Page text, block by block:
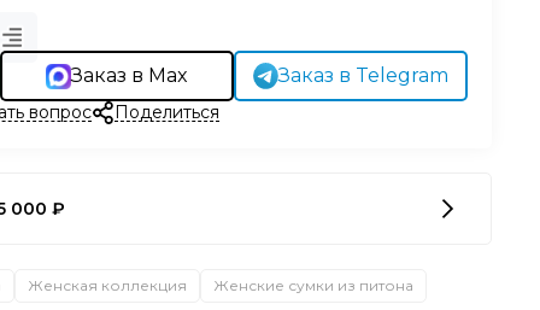
Заказ в Max Заказ в Telegram
вопрос Поделиться
000 ₽
Женская коллекция
Женские сумки из питона